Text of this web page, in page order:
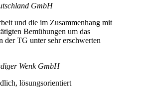
GmbH
und die im Zusammenhang mit
Bemühungen um das
der TG unter sehr erschwerten
Wenk GmbH
lösungsorientiert